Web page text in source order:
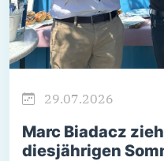
29.07.2026
Marc Biadacz
diesjährigen